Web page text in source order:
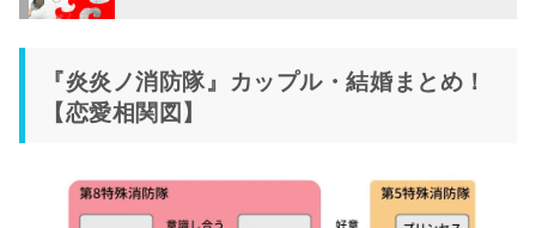
『炎炎ノ消防隊』カップル・結婚まとめ！
【恋愛相関図】